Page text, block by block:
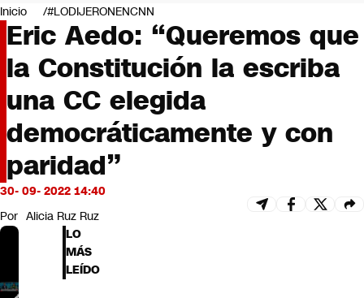
Negocios
Deportes
Programas completos
Cultura
Servicios
Bits
CNN tiempo
Futuro 360
Opinión
Inicio #LODIJERONENCNN
Eric Aedo: “Queremos que
la Constitución la escriba
una CC elegida
democráticamente y con
paridad”
30- 09- 2022 14:40
Por Alicia Ruz Ruz
LO
MÁS
LEÍDO